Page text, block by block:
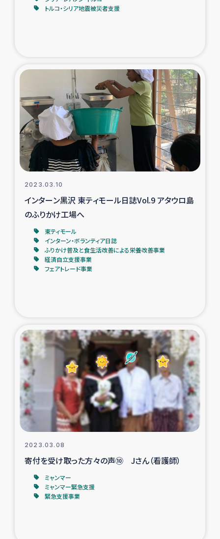
レバノンでのシリア難民・レバノン人への農業支援
石巻市街地在宅被災者支援
復興応援隊の活動
仮設住宅生活支援・農業復興支援
漁業復興支援
インターン・ボランティア日誌
居場所づくり
ガザ空爆被災者への食料支援と農家生産支援
ガザ地区における被災住民への緊急支援
ガザ地区酪農を通した女性グループの生計支援
ふりかけ普及と食生活改善による栄養改善事業
フェアトレード事業
緊急支援事業
女性の生計向上を通じた子どもの栄養改善事業
トルコ・シリア地震被災者支援
2023.03.10
インターン黒沢 東ティモール日誌Vol.9 アタウロ島
のふりかけ工場へ
東ティモール
インターン・ボランティア日誌
ふりかけ普及と食生活改善による栄養改善事業
経済自立支援事業
フェアトレード事業
2023.03.08
寄付を受け取った方々の声⑩ Jさん（看護師）
ミャンマー
ミャンマー緊急支援
緊急支援事業